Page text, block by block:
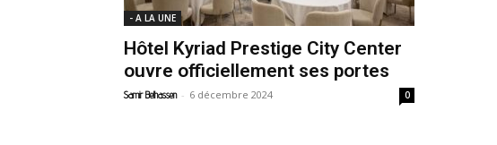
- A LA UNE
Hôtel Kyriad Prestige City Center
ouvre officiellement ses portes
Samir Belhassen - 6 décembre 2024 0